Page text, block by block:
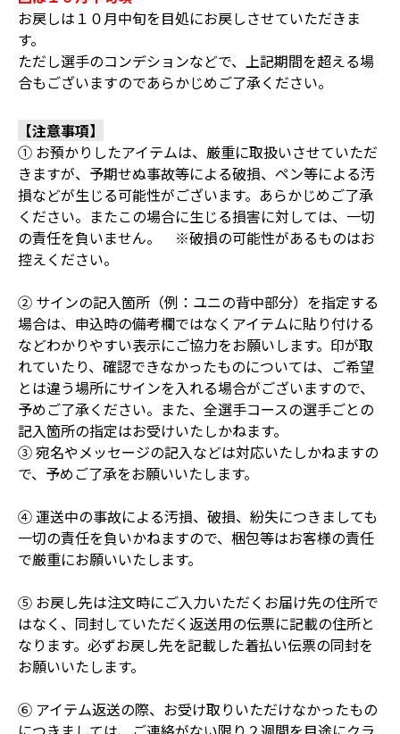
お戻しは１０月中旬を目処にお戻しさせていただきま
す。
ただし選手のコンデションなどで、上記期間を超える場
合もございますのであらかじめご了承ください。
【注意事項】
① お預かりしたアイテムは、厳重に取扱いさせていただ
きますが、予期せぬ事故等による破損、ペン等による汚
損などが生じる可能性がございます。あらかじめご了承
ください。またこの場合に生じる損害に対しては、一切
の責任を負いません。 ※破損の可能性があるものはお
控えください。
② サインの記入箇所（例：ユニの背中部分）を指定する
場合は、申込時の備考欄ではなくアイテムに貼り付ける
などわかりやすい表示にご協力をお願いします。印が取
れていたり、確認できなかったものについては、ご希望
とは違う場所にサインを入れる場合がございますので、
予めご了承ください。また、全選手コースの選手ごとの
記入箇所の指定はお受けいたしかねます。
③ 宛名やメッセージの記入などは対応いたしかねますの
で、予めご了承をお願いいたします。
④ 運送中の事故による汚損、破損、紛失につきましても
一切の責任を負いかねますので、梱包等はお客様の責任
で厳重にお願いいたします。
⑤ お戻し先は注文時にご入力いただくお届け先の住所で
はなく、同封していただく返送用の伝票に記載の住所と
なります。必ずお戻し先を記載した着払い伝票の同封を
お願いいたします。
⑥ アイテム返送の際、お受け取りいただけなかったもの